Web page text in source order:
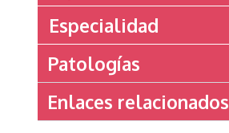
Especialidad
Patologías
Enlaces relacionados